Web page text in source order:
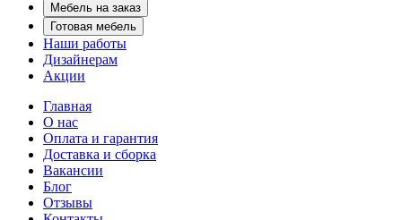
Мебель на заказ
Готовая мебель
Наши работы
Дизайнерам
Акции
Главная
О нас
Оплата и гарантия
Доставка и сборка
Вакансии
Блог
Отзывы